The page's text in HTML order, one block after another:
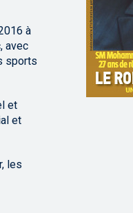
à
avec
sports
et
et
les